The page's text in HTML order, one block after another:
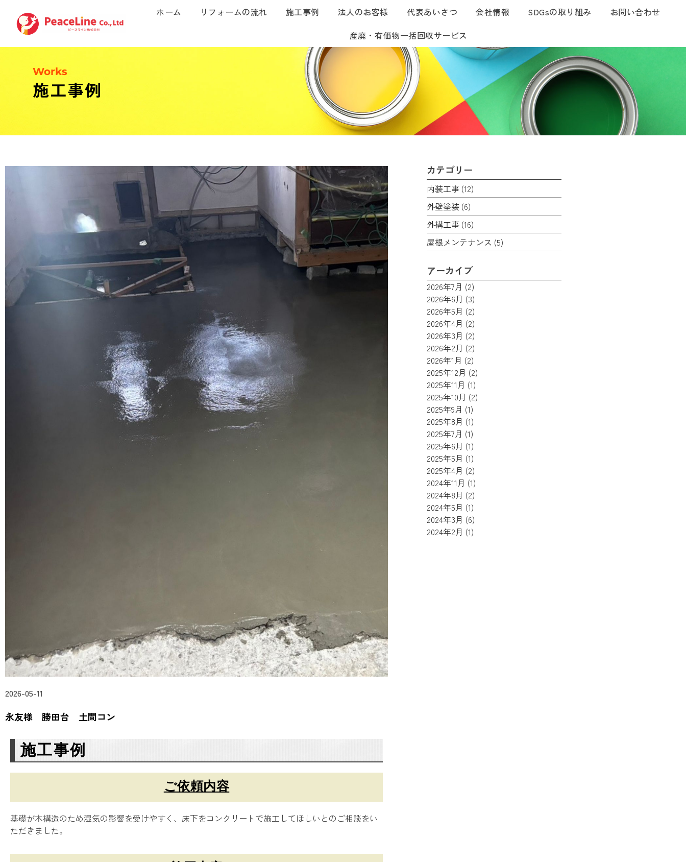
ホーム リフォームの流れ 施工事例 法人のお客様 代表あいさつ 会社情報 SDGsの取り組み
お問い合わせ
産廃・有価物一括回収サービス
Works
施工事例
2026-05-11
永友様 勝田台 土間コン
施工事例
ご依頼内容
基礎が木構造のため湿気の影響を受けやすく、床下をコンクリートで施工してほしいとのご相談をい
ただきました。
カテゴリー
内装工事(12)
外壁塗装 (6)
外構工事(16)
屋根メンテナンス (5)
アーカイブ
2026年7月 (2)
2026年6月 (3)
2026年5月 (2)
2026年4月 (2)
2026年3月 (2)
2026年2月 (2)
2026年1月 (2)
2025年12月 (2)
2025年11月 (1)
2025年10月 (2)
2025年9月 (1)
2025年8月 (1)
2025年7月 (1)
2025年6月 (1)
2025年5月 (1)
2025年4月 (2)
2024年11月 (1)
2024年8月 (2)
2024年5月 (1)
2024年3月 (6)
2024年2月 (1)